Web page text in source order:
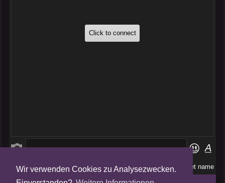
Wir verwenden Cookies zu Analysezwecken.